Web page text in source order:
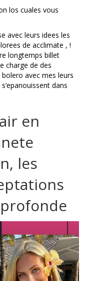
los cuales vous
avec leurs idees les
de acclimate , !
longtemps billet
charge de des
avec mes leurs
dans
en
les